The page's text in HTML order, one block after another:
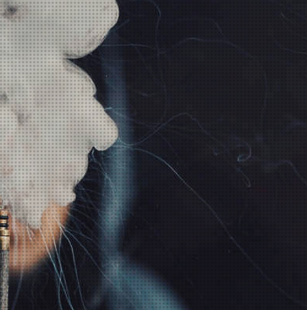
inkl. 19% USt., zzgl.Versand
Wunschzettel Vergleichsliste
INFORMATIONEN
Wir über uns
Zahlungsmöglichkeiten
Versandinformationen
AGB